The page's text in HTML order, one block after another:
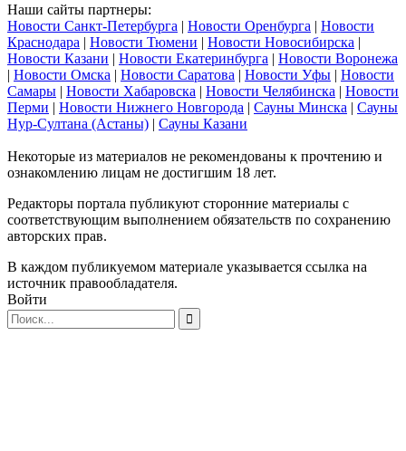
Наши сайты партнеры:
Новости Санкт-Петербурга | Новости Оренбурга | Новости
Краснодара | Новости Тюмени | Новости Новосибирска |
Новости Казани | Новости Екатеринбурга | Новости Воронежа
| Новости Омска | Новости Саратова | Новости Уфы | Новости
Самары | Новости Хабаровска | Новости Челябинска | Новости
Перми | Новости Нижнего Новгорода | Сауны Минска | Сауны
Нур-Султана (Астаны) | Сауны Казани
Некоторые из материалов не рекомендованы к прочтению и
ознакомлению лицам не достигшим 18 лет.
Редакторы портала публикуют сторонние материалы с
соответствующим выполнением обязательств по сохранению
авторских прав.
В каждом публикуемом материале указывается ссылка на
источник правообладателя.
Войти